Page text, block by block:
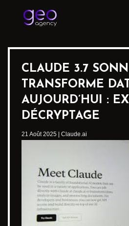
CLAUDE 3.7
TRANSFORME
AUJOURD’HUI :
DÉCRYPTAGE
21 Août 2025 Claude.ai